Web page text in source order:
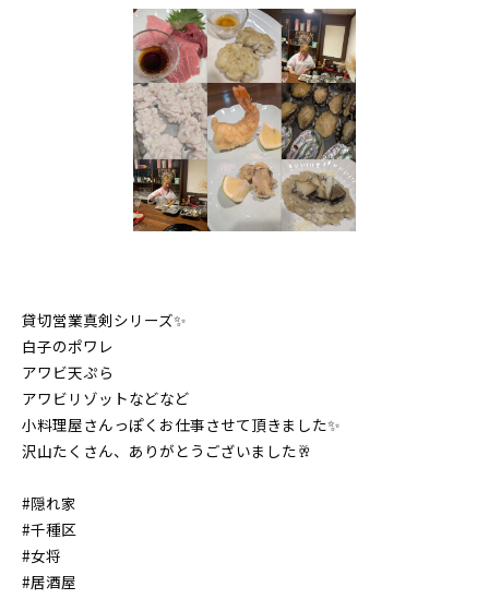
貸切営業真剣シリーズ✨
白子のポワレ
アワビ天ぷら
アワビリゾットなどなど
小料理屋さんっぽくお仕事させて頂きました✨
沢山たくさん、ありがとうございました🥂
#隠れ家
#千種区
#女将
#居酒屋